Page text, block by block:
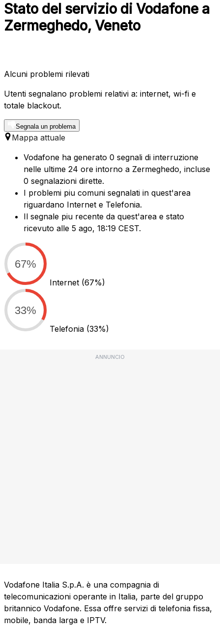
Stato del servizio di Vodafone a
Zermeghedo, Veneto
Alcuni problemi rilevati
Utenti segnalano problemi relativi a: internet, wi-fi e
totale blackout.
Segnala un problema
Mappa attuale
Vodafone ha generato 0 segnali di interruzione
nelle ultime 24 ore intorno a Zermeghedo, incluse
0 segnalazioni dirette.
I problemi piu comuni segnalati in quest'area
riguardano Internet e Telefonia.
Il segnale piu recente da quest'area e stato
ricevuto alle 5 ago, 18:19 CEST.
67%
Internet (67%)
33%
Telefonia (33%)
ANNUNCIO
Vodafone Italia S.p.A. è una compagnia di
telecomunicazioni operante in Italia, parte del gruppo
britannico Vodafone. Essa offre servizi di telefonia fissa,
mobile, banda larga e IPTV.